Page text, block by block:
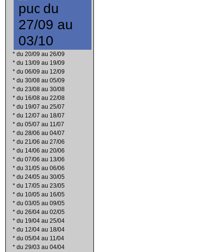
du
27/09 au
03/10
* du 20/09 au 26/09
* du 13/09 au 19/09
* du 06/09 au 12/09
* du 30/08 au 05/09
* du 23/08 au 30/08
* du 16/08 au 22/08
* du 19/07 au 25/07
* du 12/07 au 18/07
* du 05/07 au 11/07
* du 28/06 au 04/07
* du 21/06 au 27/06
* du 14/06 au 20/06
* du 07/06 au 13/06
* du 31/05 au 06/06
* du 24/05 au 30/05
* du 17/05 au 23/05
* du 10/05 au 16/05
* du 03/05 au 09/05
* du 26/04 au 02/05
* du 19/04 au 25/04
* du 12/04 au 18/04
* du 05/04 au 11/04
* du 29/03 au 04/04